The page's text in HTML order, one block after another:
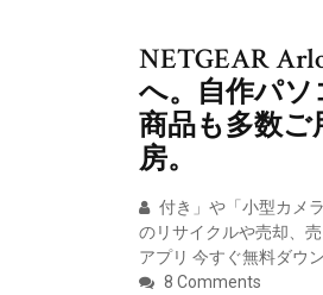
NETGEAR
へ。自作パソ
商品も多数ご
房。
付き」や「小型カメ
のリサイクルや売却、
アプリ 今すぐ無料ダウ
8 Comments